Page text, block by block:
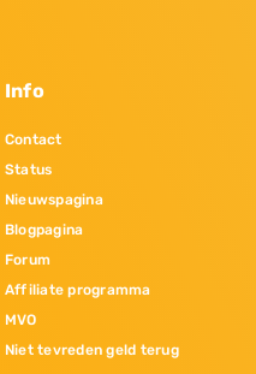
Info
Contact
Status
Nieuwspagina
Blogpagina
Forum
Affiliate programma
MVO
Niet tevreden geld terug